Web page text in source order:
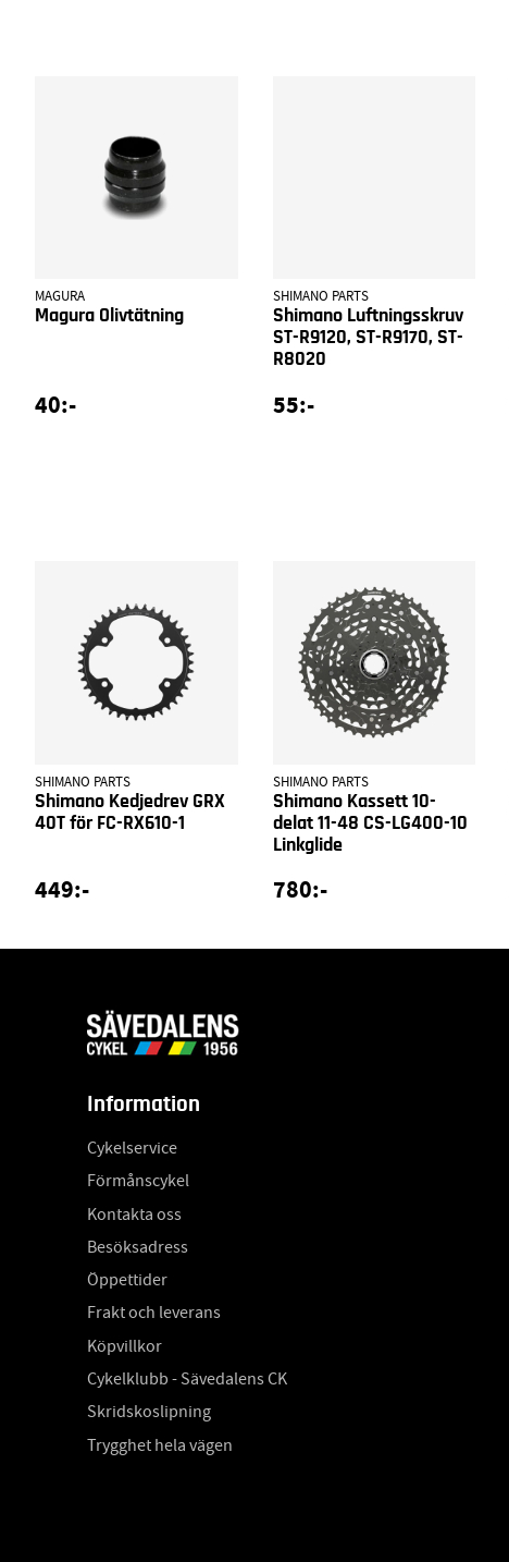
MAGURA
Magura Olivtätning
40:-
SHIMANO PARTS
Shimano Luftningsskruv
ST-R9120, ST-R9170, ST-
R8020
55:-
SHIMANO PARTS
Shimano Kedjedrev GRX
40T för FC-RX610-1
449:-
SHIMANO PARTS
Shimano Kassett 10-
delat 11-48 CS-LG400-10
Linkglide
780:-
Information
Cykelservice
Förmånscykel
Kontakta oss
Besöksadress
Öppettider
Frakt och leverans
Köpvillkor
Cykelklubb - Sävedalens CK
Skridskoslipning
Trygghet hela vägen